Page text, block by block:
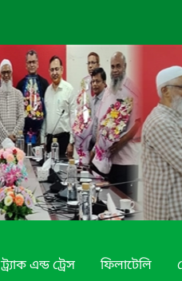
ট্র্যাক এন্ড ট্রেস ফিলাটেলি